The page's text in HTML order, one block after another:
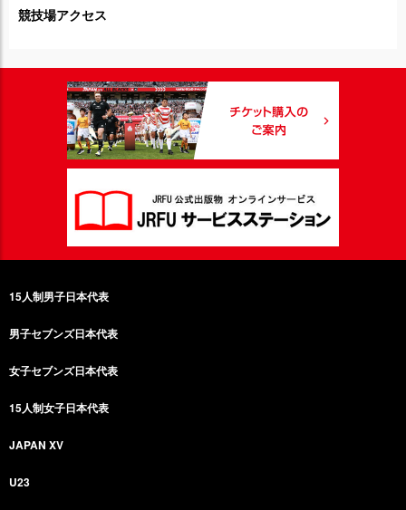
競技場アクセス
15人制男子日本代表
男子セブンズ日本代表
女子セブンズ日本代表
15人制女子日本代表
JAPAN XV
U23